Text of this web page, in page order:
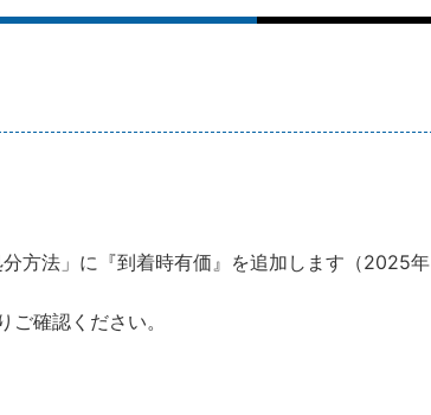
方法」に『到着時有価』を追加します（2025年
ご確認ください。